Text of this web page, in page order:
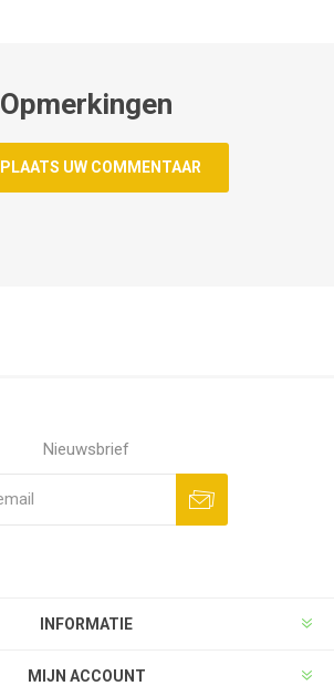
Opmerkingen
PLAATS UW COMMENTAAR
Nieuwsbrief
INFORMATIE
MIJN ACCOUNT